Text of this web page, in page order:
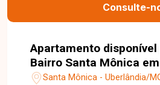
Consulte-
Apartamento disponível
Bairro Santa Mônica
MGSanta Mônica - Uberlândia/